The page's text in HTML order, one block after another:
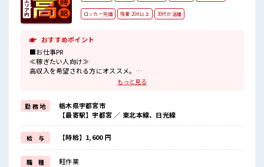
ロッカー完備 残業 20H以上 30代が活躍
おすすめポイント
■お仕事PR
≪稼ぎたい人向け≫
高収入を希望される方にオススメ。
残業は月20時間以上あります♪
≪未経験OKの仕事≫
新しいことにチャレンジするのは不安だけど、
しっかり働く環境が整っています！
イチからスキルUP・ステップUP目指していきましょう！
≪自分に向いている仕事が探せる≫
困った事などがあれば、
担当がしっかりサポートします！
もっと見る
勤 務 地
栃木県宇都宮市
【最寄駅】宇都宮 ／ 東北本線、日光線
給 与 【時給】1,600 円
職 種 軽作業